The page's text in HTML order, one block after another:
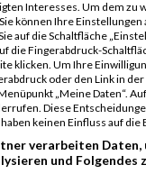
/ 05.09.2019
Interesses. Um dem zu
können Ihre
auf die Schaltfläche
die Fingerabdruck-
klicken. Um Ihre
oder den Link in
„Meine Daten“.
Diese
keinen Einfluss auf die
verarbeiten Daten,
und Folgendes